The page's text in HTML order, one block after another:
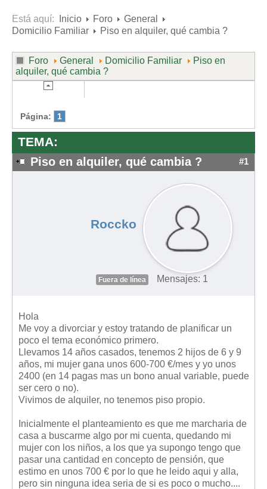
Está aquí: Inicio Foro
General
Domicilio Familiar
Piso en alquiler, qué cambia ?
Foro General Domicilio Familiar
Piso en
alquiler, qué cambia ?
Página: 1
TEMA:
Piso en alquiler, qué cambia ? #1
Roccko
Fuera de línea Mensajes: 1
Hola
Me voy a divorciar y estoy tratando de planificar un
poco el tema económico primero.
Llevamos 14 años casados, tenemos 2 hijos de 6 y 9
años, mi mujer gana unos 600-700 €/mes y yo unos
2400 (en 14 pagas mas un bono anual variable, puede
ser cero o no).
Vivimos de alquiler, no tenemos piso propio.
Inicialmente el planteamiento es que me marcharia de
casa a buscarme algo por mi cuenta, quedando mi
mujer con los niños, a los que ya supongo tengo que
pasar una cantidad en concepto de pensión, que
estimo en unos 700 € por lo que he leido aqui y alla,
pero sin ninguna idea seria de si es poco o mucho....